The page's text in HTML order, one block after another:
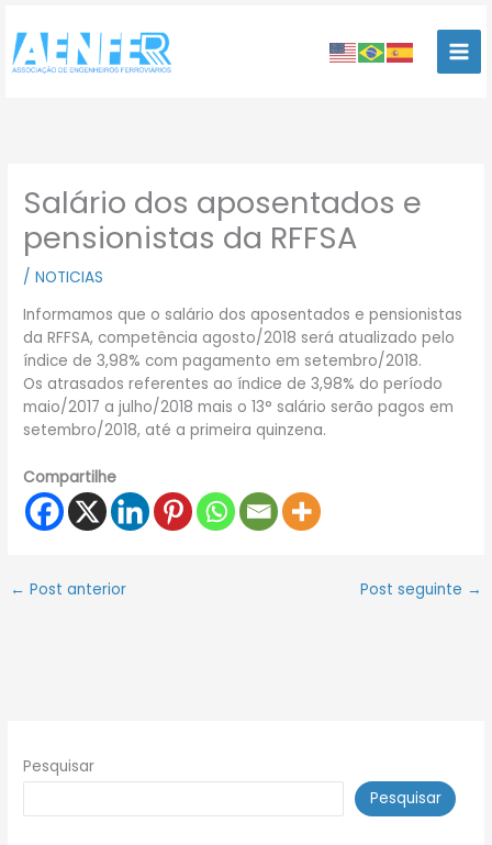
para
conteúdo
Salário dos aposentados e
pensionistas da RFFSA
/NOTICIAS
Informamos que o salário dos aposentados e pensionistas
da RFFSA, competência agosto/2018 será atualizado pelo
índice de 3,98% com pagamento em setembro/2018.
Os atrasados referentes ao índice de 3,98% do período
maio/2017 a julho/2018 mais o 13° salário serão pagos em
setembro/2018, até a primeira quinzena.
Compartilhe
← Post anterior Post seguinte →
Pesquisar
Pesquisar